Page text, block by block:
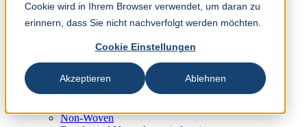
Cookie wird in Ihrem Browser verwendet, um daran zu
erinnern, dass Sie nicht nachverfolgt werden möchten.
Cookie Einstellungen
Akzeptieren Ablehnen
22941 Bargteheide
info@tkmmeyer.com
Industrien & Produkte
Non-Woven